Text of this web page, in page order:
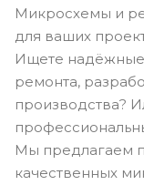
Микросхемы и
для ваших
Ищете
ремонта,
производства?
Мы предлагаем
качественных